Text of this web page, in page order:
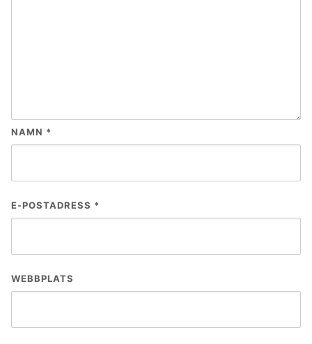
NAMN *
E-POSTADRESS *
WEBBPLATS